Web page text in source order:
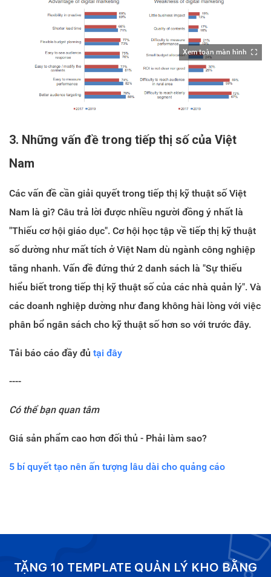
Xem toàn màn hình
3. Những vấn đề trong tiếp thị số của Việt
Nam
Các vấn đề cần giải quyết trong tiếp thị kỹ thuật số Việt
Nam là gì? Câu trả lời được nhiều người đồng ý nhất là
"Thiếu cơ hội giáo dục". Cơ hội học tập về tiếp thị kỹ thuật
số dường như mất tích ở Việt Nam dù ngành công nghiệp
tăng nhanh. Vấn đề đứng thứ 2 danh sách là "Sự thiếu
hiểu biết trong tiếp thị kỹ thuật số của các nhà quản lý". Và
các doanh nghiệp dường như đang không hài lòng với việc
phân bổ ngân sách cho kỹ thuật số hơn so với trước đây.
Tải báo cáo đầy đủ tại đây
----
Có thể bạn quan tâm
Giá sản phẩm cao hơn đối thủ - Phải làm sao?
5 bí quyết tạo nên ấn tượng lâu dài cho quảng cáo
TẶNG 10 TEMPLATE QUẢN LÝ KHO BẰNG